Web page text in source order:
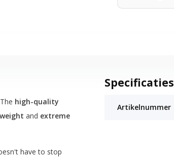
high-quality
and extreme
have to stop
Specificaties
Artikelnummer